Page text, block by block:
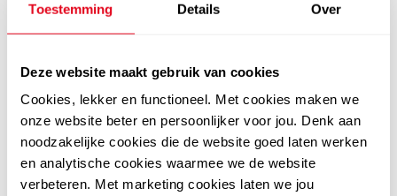
Toestemming Details Over
Deze website maakt gebruik van cookies
Cookies, lekker en functioneel. Met cookies maken we
onze website beter en persoonlijker voor jou. Denk aan
noodzakelijke cookies die de website goed laten werken
en analytische cookies waarmee we de website
verbeteren. Met marketing cookies laten we jou